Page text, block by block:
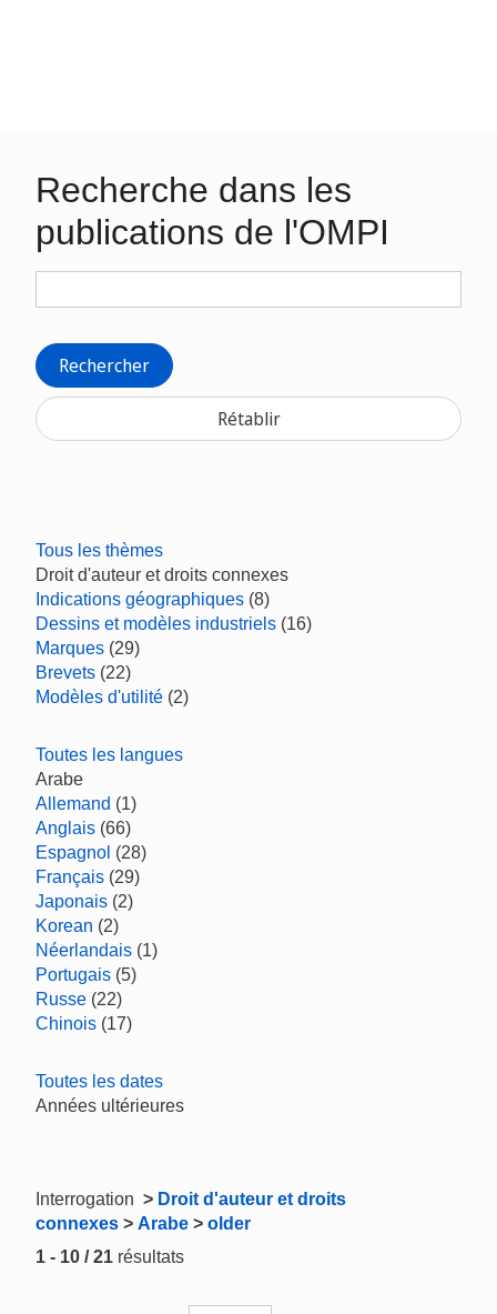
Recherche dans les
publications de l'OMPI
Rechercher
Rétablir
Tous les thèmes
Droit d'auteur et droits connexes
Indications géographiques (8)
Dessins et modèles industriels (16)
Marques (29)
Brevets (22)
Modèles d'utilité (2)
Toutes les langues
Arabe
Allemand (1)
Anglais (66)
Espagnol (28)
Français (29)
Japonais (2)
Korean (2)
Néerlandais (1)
Portugais (5)
Russe (22)
Chinois (17)
Toutes les dates
Années ultérieures
Interrogation > Droit d'auteur et droits
connexes > Arabe > older
1 - 10 / 21 résultats